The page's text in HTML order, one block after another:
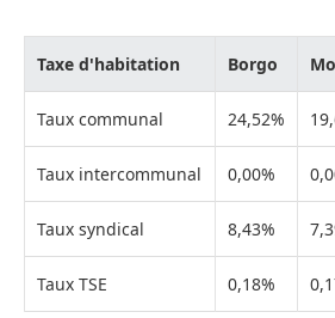
Taxe d'habitation Borgo
Taux communal 24,52%
Taux intercommunal 0,00%
Taux syndical 8,43%
Taux TSE 0,18%